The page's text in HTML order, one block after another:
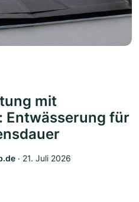
mit
Entwässerung für
‧ 21. Juli 2026